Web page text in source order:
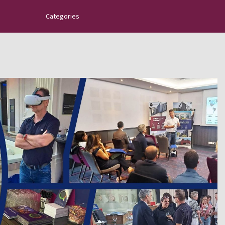
Categories